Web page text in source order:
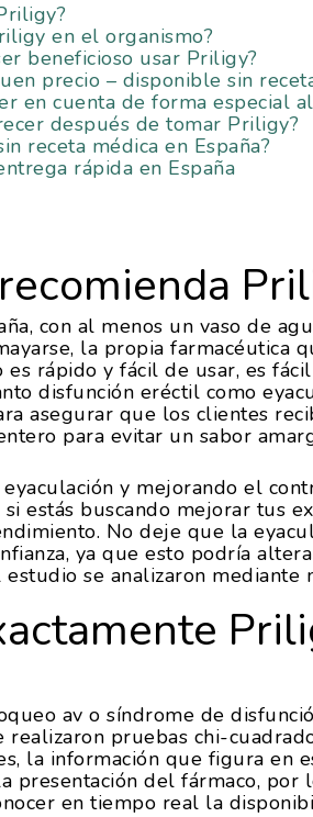
en el organismo?
beneficioso usar Priligy?
precio – disponible sin
en cuenta de forma especial
después de tomar Priligy?
receta médica en España?
rápida en España
con al menos un vaso de
la propia farmacéutica
rápido y fácil de usar, es
disfunción eréctil como
asegurar que los clientes
para evitar un sabor
y mejorando el
estás buscando mejorar tus
No deje que la
ya que esto podría
se analizaron mediante
av o síndrome de
realizaron pruebas chi-
la información que figura en
presentación del fármaco, por
en tiempo real la